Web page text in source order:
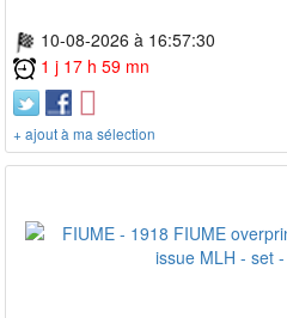
10-08-2026 à 16:57:30
1 j 17 h 59 mn
+ ajout à ma sélection